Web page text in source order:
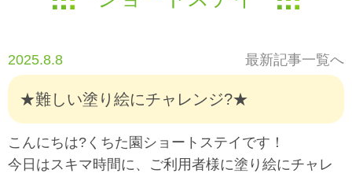
最新記事一覧へ
2025.8.8
★難しい塗り絵にチャレンジ?★
こんにちは?くちた園ショートステイです！
今日はスキマ時間に、ご利用者様に塗り絵にチャレ